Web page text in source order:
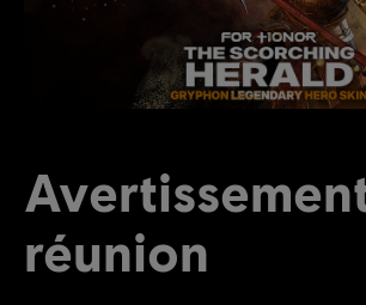
NOUVELLE SAISON
RESSOURCES
réunion